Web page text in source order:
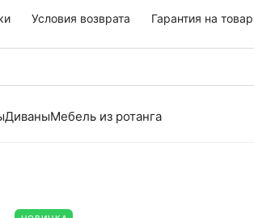
Условия возврата Гарантия на товар
ДиваныМебель из ротанга